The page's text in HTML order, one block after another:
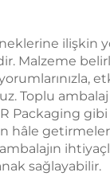
ilişkin
Malzeme
Toplu
Packaging
hâle
sağlayabilir.